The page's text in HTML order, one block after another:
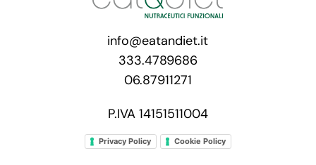
info@eatandiet.it
333.4789686
06.87911271
P.IVA 14151511004
Privacy Policy Cookie Policy